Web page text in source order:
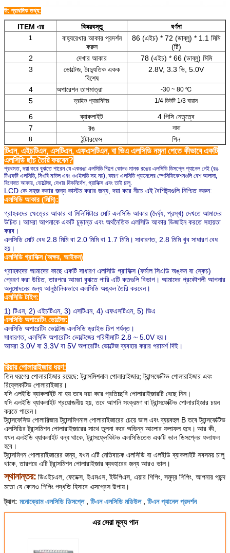
উ: প্রাথমিক তথ্য:
ITEM এর বিষয়বস্তু বর্ণনা
1
বাহ্যরেখার আকার প্রদর্শন
করুন
86 (এইচ) * 72 (ডাব্লু) * 1.1 মিমি
(টি)
2
দেখার আকার
78 (এইচ) * 66 (ডাব্লু) মিমি
3
ভোল্টেজ, বৈদ্যুতিক একক
বিশেষ
2.8V, 3.3 ভি, 5.0V
4 অপারেশন তাপমাত্রা -30 ~ 80 ℃
5 ড্রাইভ প্যারামিটার 1/4 ডিউটি ​​1/3 বায়াস
6 ব্যাকলাইট
4 পিসি নেতৃত্বে
7
রঙ
সাদা
8
ইন্টারফেস পিন
টিএন, এইচটিএন, এসটিএন, এফএসটিএন, বা ভিএ এলসিডি নমুনা পেতে কীভাবে একটি
এলসিডি ছাঁচ তৈরি করবেন?
প্রথমত, দয়া করে বুঝতে পারেন যে একরঙা এলসিডি শিল্পে কোনও মানক রঙের এলসিডি ডিসপ্লে প্যানেল নেই (রঙ
টিএফটি এলসিডি, সিওবি মাউল এবং ওএইলডি সহ নয়), কারণ এলসিডি প্যানেলের স্পেসিফিকেশনগুলি বেশ আলাদা,
বিশেষত আকার, ভোল্টেজ, দেখার দিকনির্দেশ, গ্রাফিক্স এবং তাই চালু.
LCD কে সহজ করার জন্য কাস্টম করার জন্য, দয়া করে নীচে এই বৈশিষ্ট্যগুলি নিশ্চিত করুন:
এলসিডি আকার (মিমি):
গ্রাহকদের ক্ষেত্রের আকার বা মিলিমিটারে মোট এলসিডি আকার (দৈর্ঘ্য, প্রস্থ) দেখতে আমাদের
উচিত। আমরা আপনাকে একটি চূড়ান্ত এবং অর্থনৈতিক এলসিডি আকার ডিজাইন করতে সহায়তা
করব।
এলসিডি মোট বেধ 2.8 মিমি বা 2.0 মিমি বা 1.7 মিমি। সাধারণত, 2.8 মিমি খুব সাধারণ বেধ
হয়।
এলসিডি গ্রাফিক্স (অক্ষর, আইকন)
গ্রাহকদের আমাদের কাছে একটি সাধারণ এলসিডি গ্রাফিক্স (ফর্মাল সিএডি অঙ্কন বা স্কেচ)
প্রেরণ করা উচিত, তারপরে আমরা বুঝতে পারি এটি কতগুলি বিভাগ। আমাদের প্রকৌশলী আপনার
অনুমোদনের জন্য আনুষ্ঠানিকভাবে এলসিডি অঙ্কন তৈরি করবেন।
এলসিডি টাইপ:
1) টিএন, 2) এইচটিএন, 3) এসটিএন, 4) এফএসটিএন, 5) ভিএ
এলসিডি অপারেটিং ভোল্টেজ:
এলসিডি অপারেটিং ভোল্টেজ এলসিডি ড্রাইভ চিপ পর্যন্ত।
সাধারণত, এলসিডি অপারেটিং ভোল্টেজের পরিসীমাটি 2.8 ~ 5.0V হয়।
আমরা 3.0V বা 3.3V বা 5V অপারেটিং ভোল্টেজ ব্যবহার করার পরামর্শ দিই।
রিয়ার পোলারাইজার ধরণ:
তিন ধরণের পোলারাইজার রয়েছে: ট্রান্সমিশনাল পোলারাইজার; ট্রান্সফেক্টিভ পোলারাইজার এবং
রিফ্লেকটিভ পোলারাইজার।
যদি এলইডি ব্যাকলাইট না হয় তবে দয়া করে প্রতিচ্ছবি পোলারাইজারটি বেছে নিন।
যদি এলইডি ব্যাকলাইট প্রয়োজনীয় হয়, তবে আপনি সংক্রমণ বা ট্রান্সফেক্টিভ পোলারাইজার চয়ন
করতে পারেন।
ট্রান্সফেসিভ পোলারিজার ট্রান্সমিশনাল পোলারাইজারের চেয়ে ভাল এবং ব্যয়বহুল B তবে ট্রান্সফেক্টিভ
এলসিডির ট্রান্সমিশন পোলারাইজারের সাথে তুলনা করে অভিন্ন আলোর ফলাফল হবে। আর কী,
যখন এলইডি ব্যাকলাইট বন্ধ থাকে, ট্রান্সফ্লেকিটভ এলসিডিতেও একটি ভাল ডিসপ্লের ফলাফল
হবে।
ট্রান্সমিশন পোলারাইজারের জন্য, যখন এটি নেতিবাচক এলসিডি বা এলইডি ব্যাকলাইট সবসময় চালু
থাকে, তারপরে এটি ট্রান্সমিশন পোলারাইজার ব্যবহারের জন্য আরও ভাল।
স্থানান্তর: ডিএইচএল, ফেডেক্স, ইএমএস, ইউপিএস, এয়ার শিপিং, সমুদ্র শিপিং, আপনার পছন্দ
মতো যে কোনও শিপিং পদ্ধতি হিসাবে এক্সপ্রেস উপায়।
ট্যাগ: মনোক্রোম এলসিডি ডিসপ্লে, টিএন এলসিডি মডিউল, টিএন প্যানেল প্রদর্শন
এর সেরা মূল্য পান